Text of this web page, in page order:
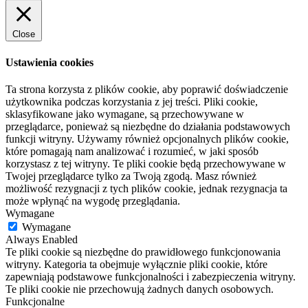
Close
Ustawienia cookies
Ta strona korzysta z plików cookie, aby poprawić doświadczenie
użytkownika podczas korzystania z jej treści. Pliki cookie,
sklasyfikowane jako wymagane, są przechowywane w
przeglądarce, ponieważ są niezbędne do działania podstawowych
funkcji witryny. Używamy również opcjonalnych plików cookie,
które pomagają nam analizować i rozumieć, w jaki sposób
korzystasz z tej witryny. Te pliki cookie będą przechowywane w
Twojej przeglądarce tylko za Twoją zgodą. Masz również
możliwość rezygnacji z tych plików cookie, jednak rezygnacja ta
może wpłynąć na wygodę przeglądania.
Wymagane
Wymagane
Always Enabled
Te pliki cookie są niezbędne do prawidłowego funkcjonowania
witryny. Kategoria ta obejmuje wyłącznie pliki cookie, które
zapewniają podstawowe funkcjonalności i zabezpieczenia witryny.
Te pliki cookie nie przechowują żadnych danych osobowych.
Funkcjonalne